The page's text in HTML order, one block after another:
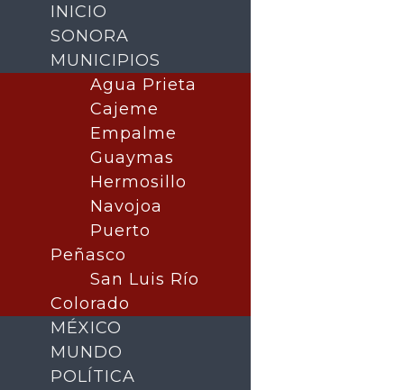
INICIO
SONORA
MUNICIPIOS
Agua Prieta
Cajeme
Empalme
Guaymas
Hermosillo
Navojoa
Puerto
Peñasco
San Luis Río
Colorado
MÉXICO
MUNDO
POLÍTICA